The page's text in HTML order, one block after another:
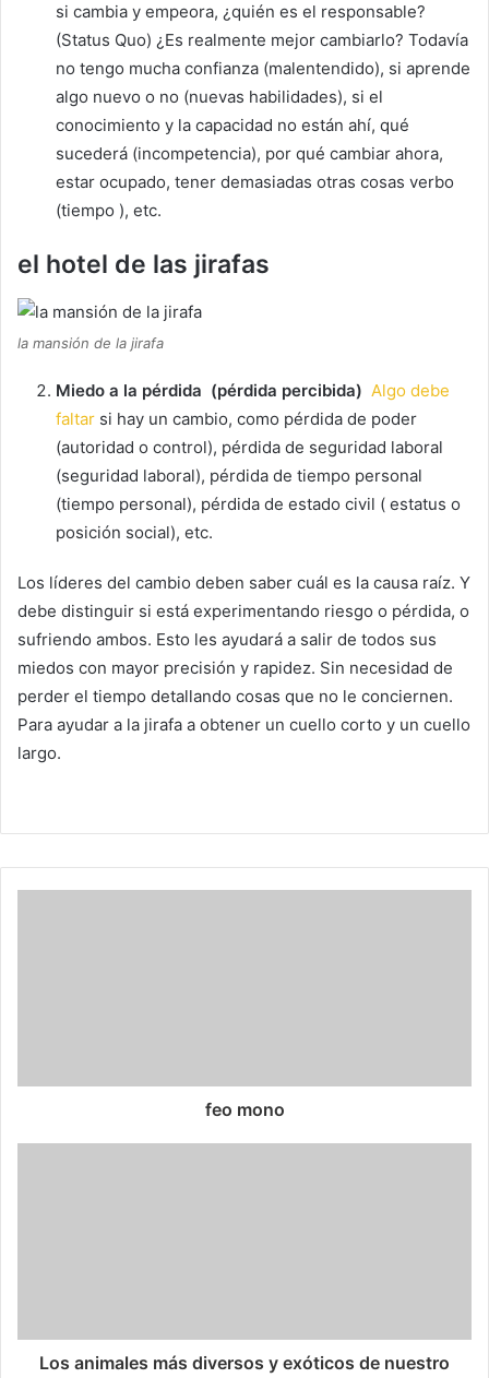
si cambia y empeora, ¿quién es el responsable?
(Status Quo) ¿Es realmente mejor cambiarlo? Todavía
no tengo mucha confianza (malentendido), si aprende
algo nuevo o no (nuevas habilidades), si el
conocimiento y la capacidad no están ahí, qué
sucederá (incompetencia), por qué cambiar ahora,
estar ocupado, tener demasiadas otras cosas verbo
(tiempo ), etc.
el hotel de las jirafas
la mansión de la jirafa
Miedo a la pérdida (pérdida percibida) Algo debe
faltar si hay un cambio, como pérdida de poder
(autoridad o control), pérdida de seguridad laboral
(seguridad laboral), pérdida de tiempo personal
(tiempo personal), pérdida de estado civil ( estatus o
posición social), etc.
Los líderes del cambio deben saber cuál es la causa raíz. Y
debe distinguir si está experimentando riesgo o pérdida, o
sufriendo ambos. Esto les ayudará a salir de todos sus
miedos con mayor precisión y rapidez. Sin necesidad de
perder el tiempo detallando cosas que no le conciernen.
Para ayudar a la jirafa a obtener un cuello corto y un cuello
largo.
feo mono
Los animales más diversos y exóticos de nuestro